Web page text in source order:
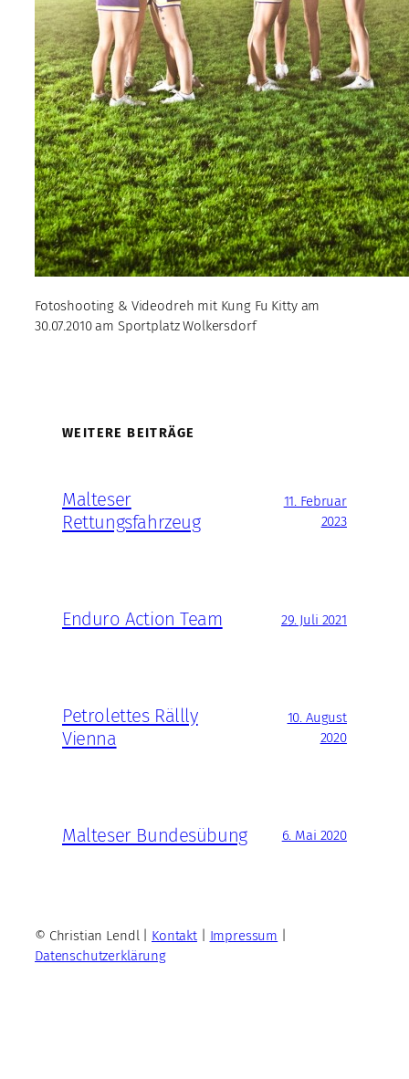
Fotoshooting & Videodreh mit Kung Fu Kitty am
30.07.2010 am Sportplatz Wolkersdorf
WEITERE BEITRÄGE
Malteser
Rettungsfahrzeug
11. Februar
2023
Enduro Action Team 29. Juli 2021
Petrolettes Rällly
Vienna
10. August
2020
Malteser Bundesübung 6. Mai 2020
© Christian Lendl | Kontakt| Impressum
Datenschutzerklärung